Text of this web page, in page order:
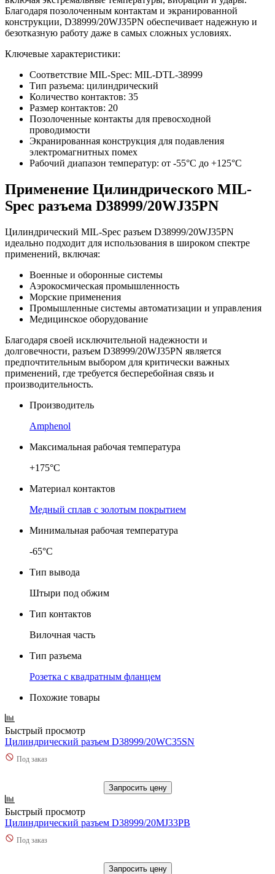
Благодаря позолоченным контактам и экранированной
конструкции, D38999/20WJ35PN обеспечивает надежную и
безотказную работу даже в самых сложных условиях.
Ключевые характеристики:
Соответствие MIL-Spec: MIL-DTL-38999
Тип разъема: цилиндрический
Количество контактов: 35
Размер контактов: 20
Позолоченные контакты для превосходной
проводимости
Экранированная конструкция для подавления
электромагнитных помех
Рабочий диапазон температур: от -55°C до +125°C
Применение Цилиндрического MIL-
Spec разъема D38999/20WJ35PN
Цилиндрический MIL-Spec разъем D38999/20WJ35PN
идеально подходит для использования в широком спектре
применений, включая:
Военные и оборонные системы
Аэрокосмическая промышленность
Морские применения
Промышленные системы автоматизации и управления
Медицинское оборудование
Благодаря своей исключительной надежности и
долговечности, разъем D38999/20WJ35PN является
предпочтительным выбором для критически важных
применений, где требуется бесперебойная связь и
производительность.
Производитель
Amphenol
Максимальная рабочая температура
+175°C
Материал контактов
Медный сплав с золотым покрытием
Минимальная рабочая температура
-65°C
Тип вывода
Штыри под обжим
Тип контактов
Вилочная часть
Тип разъема
Розетка с квадратным фланцем
Похожие товары
Быстрый просмотр
Цилиндрический разъем D38999/20WC35SN
Под заказ
Запросить цену
Быстрый просмотр
Цилиндрический разъем D38999/20MJ33PB
Под заказ
Запросить цену